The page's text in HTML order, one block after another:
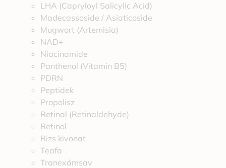
LHA (Capryloyl Salicylic Acid)
Madecassoside / Asiaticoside
Mugwort (Artemisia)
NAD+
Niacinamide
Panthenol (Vitamin B5)
PDRN
Peptidek
Propolisz
Retinal (Retinaldehyde)
Retinol
Rizs kivonat
Teafa
Tranexámsav